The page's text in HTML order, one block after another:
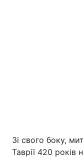
Зі свого боку,
Таврії 420 років